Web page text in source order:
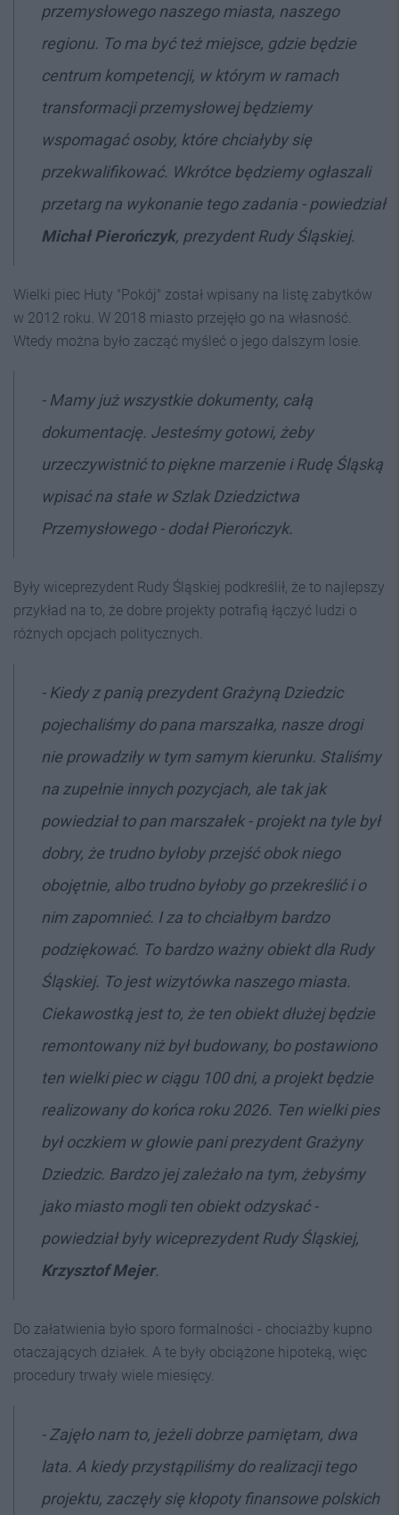
przemysłowego naszego miasta, naszego
regionu. To ma być też miejsce, gdzie będzie
centrum kompetencji, w którym w ramach
transformacji przemysłowej będziemy
wspomagać osoby, które chciałyby się
przekwalifikować. Wkrótce będziemy ogłaszali
przetarg na wykonanie tego zadania - powiedział
Michał Pierończyk, prezydent Rudy Śląskiej.
Wielki piec Huty "Pokój" został wpisany na listę zabytków
w 2012 roku. W 2018 miasto przejęło go na własność.
Wtedy można było zacząć myśleć o jego dalszym losie.
- Mamy już wszystkie dokumenty, całą
dokumentację. Jesteśmy gotowi, żeby
urzeczywistnić to piękne marzenie i Rudę Śląską
wpisać na stałe w Szlak Dziedzictwa
Przemysłowego - dodał Pierończyk.
Były wiceprezydent Rudy Śląskiej podkreślił, że to najlepszy
przykład na to, że dobre projekty potrafią łączyć ludzi o
różnych opcjach politycznych.
- Kiedy z panią prezydent Grażyną Dziedzic
pojechaliśmy do pana marszałka, nasze drogi
nie prowadziły w tym samym kierunku. Staliśmy
na zupełnie innych pozycjach, ale tak jak
powiedział to pan marszałek - projekt na tyle był
dobry, że trudno byłoby przejść obok niego
obojętnie, albo trudno byłoby go przekreślić i o
nim zapomnieć. I za to chciałbym bardzo
podziękować. To bardzo ważny obiekt dla Rudy
Śląskiej. To jest wizytówka naszego miasta.
Ciekawostką jest to, że ten obiekt dłużej będzie
remontowany niż był budowany, bo postawiono
ten wielki piec w ciągu 100 dni, a projekt będzie
realizowany do końca roku 2026. Ten wielki pies
był oczkiem w głowie pani prezydent Grażyny
Dziedzic. Bardzo jej zależało na tym, żebyśmy
jako miasto mogli ten obiekt odzyskać -
powiedział były wiceprezydent Rudy Śląskiej,
Krzysztof Mejer.
Do załatwienia było sporo formalności - chociażby kupno
otaczających działek. A te były obciążone hipoteką, więc
procedury trwały wiele miesięcy.
- Zajęło nam to, jeżeli dobrze pamiętam, dwa
lata. A kiedy przystąpiliśmy do realizacji tego
projektu, zaczęły się kłopoty finansowe polskich